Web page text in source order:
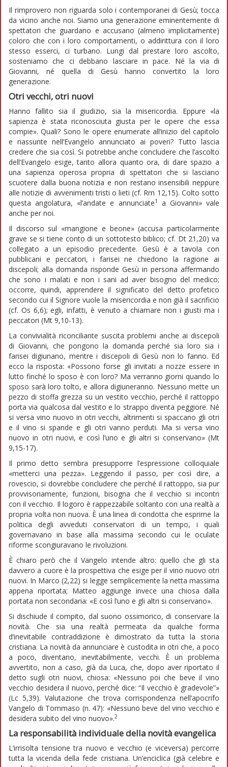
Il rimprovero non riguarda solo i contemporanei di Gesù; tocca
da vicino anche noi. Siamo una generazione eminentemente di
spettatori che guardano e accusano (almeno implicitamente)
coloro che con i loro comportamenti, o addirittura con il loro
stesso esserci, ci turbano. Lungi dal prestare loro ascolto,
sosteniamo che ci debbano lasciare in pace. Né la via di
Giovanni, né quella di Gesù hanno convertito la loro
generazione.
Otri vecchi, otri nuovi
Hanno fallito sia il giudizio, sia la misericordia. Eppure «la
sapienza è stata riconosciuta giusta per le opere che essa
compie». Quali? Sono le opere enumerate all’inizio del capitolo
e riassunte nell’Evangelo annunciato ai poveri? Tutto lascia
credere che sia così. Si potrebbe anche concludere che l’ascolto
dell’Evangelo esige, tanto allora quanto ora, di dare spazio a
una sapienza operosa propria di spettatori che si lasciano
scuotere dalla buona notizia e non restano insensibili neppure
alle notizie di avvenimenti tristi o lieti (cf. Rm 12,15). Colto sotto
questa angolatura, «l’andate e annunciate1
a Giovanni» vale
anche per noi.
Il discorso sul «mangione e beone» (accusa particolarmente
grave se si tiene conto di un sottotesto biblico; cf. Dt 21,20) va
collegato a un episodio precedente. Gesù è a tavola con
pubblicani e peccatori, i farisei ne chiedono la ragione ai
discepoli; alla domanda risponde Gesù in persona affermando
che sono i malati e non i sani ad aver bisogno del medico;
occorre, quindi, apprendere il significato del detto profetico
secondo cui il Signore vuole la misericordia e non già il sacrificio
(cf. Os 6,6); egli, infatti, è venuto a chiamare non i giusti ma i
peccatori (Mt 9,10-13).
La convivialità riconciliante suscita problemi anche ai discepoli
di Giovanni, che pongono la domanda perché sia loro sia i
farisei digiunano, mentre i discepoli di Gesù non lo fanno. Ed
ecco la risposta: «Possono forse gli invitati a nozze essere in
lutto finché lo sposo è con loro? Ma verranno giorni quando lo
sposo sarà loro tolto, e allora digiuneranno. Nessuno mette un
pezzo di stoffa grezza su un vestito vecchio, perché il rattoppo
porta via qualcosa dal vestito e lo strappo diventa peggiore. Né
si versa vino nuovo in otri vecchi, altrimenti si spaccano gli otri
e il vino si spande e gli otri vanno perduti. Ma si versa vino
nuovo in otri nuovi, e così l’uno e gli altri si conservano» (Mt
9,15-17).
Il primo detto sembra presupporre l’espressione colloquiale
«metterci una pezza». Leggendo il passo, per così dire, a
rovescio, si dovrebbe concludere che perché il rattoppo, sia pur
provvisoriamente, funzioni, bisogna che il vecchio si incontri
con il vecchio. Il logoro è rappezzabile soltanto con una realtà a
propria volta non nuova. È una linea di condotta che esprime la
politica degli avveduti conservatori di un tempo, i quali
governavano in base alla massima secondo cui le oculate
riforme scongiuravano le rivoluzioni.
È chiaro però che il Vangelo intende altro: quello che gli sta
davvero a cuore è la prospettiva che esige per il vino nuovo otri
nuovi. In Marco (2,22) si legge semplicemente la netta massima
appena riportata; Matteo aggiunge invece una chiosa dalla
portata non secondaria: «E così l’uno e gli altri si conservano».
Si dischiude il compito, dal suono ossimorico, di conservare la
novità. Che sia una realtà permeata da qualche forma
d’inevitabile contraddizione è dimostrato da tutta la storia
cristiana. La novità da annunciare è custodita in otri che, a poco
a poco, diventano, inevitabilmente, vecchi. È un problema
avvertito, non a caso, già da Luca, che, dopo aver riportato il
detto sugli otri nuovi, chiosa: «Nessuno poi che beve il vino
vecchio desidera il nuovo, perché dice: “Il vecchio è gradevole”»
(Lc 5,39). Valutazione che trova corrispondenza nell’apocrifo
Vangelo di Tommaso (n. 47): «Nessuno beve del vino vecchio e
desidera subito del vino nuovo».2
La responsabilità individualedella novità evangelica
L’irrisolta tensione tra nuovo e vecchio (e viceversa) percorre
tutta la vicenda della fede cristiana. Un’enciclica (già celebre e